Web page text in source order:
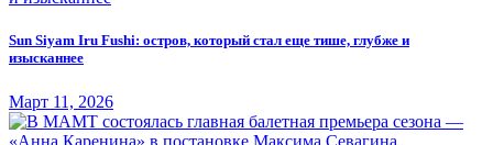
Sun Siyam Iru Fushi: остров, который стал еще тише, глубже и
изысканнее
Март 11, 2026